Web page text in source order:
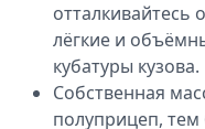
отталкивайтесь
лёгкие и
кубатуры кузова.
Собственная
полуприцеп, тем